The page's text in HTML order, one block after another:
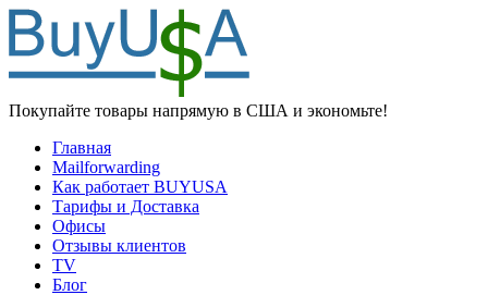
Покупайте товары напрямую в США и экономьте!
Главная
Mailforwarding
Как работает BUYUSA
Тарифы и Доставка
Офисы
Отзывы клиентов
TV
Блог